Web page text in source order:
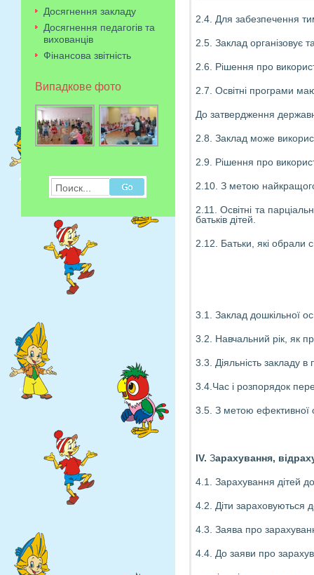
2.4. Для забезпечення
2.5. Заклад організовує
2.6. Рішення про
2.7. Освітні програми
До затвердження
2.8. Заклад може
2.9. Рішення про
2.10. З метою найкращого
2.11. Освітні та
батьків дітей.
2.12. Батьки, які обрали
3.1. Заклад дошкільної
3.2. Навчальний рік, як
3.3. Діяльність закладу
3.4.Час і розпорядок
3.5. З метою ефективної
IV. Зарахування,
4.1. Зарахування дітей
4.2. Діти зараховуються
4.3. Заява про
4.4. До заяви про
Досягнення закладу
Досягнення педагогів та
вихованців
Фінансова звітність
Випадкове фото
Поиск...